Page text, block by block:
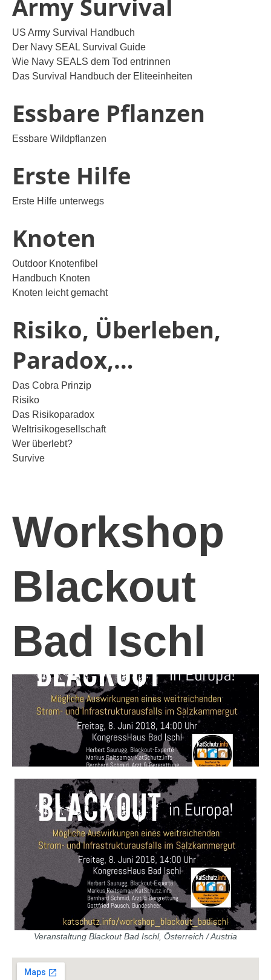
Army Survival
US Army Survival Handbuch
Der Navy SEAL Survival Guide
Wie Navy SEALS dem Tod entrinnen
Das Survival Handbuch der Eliteeinheiten
Essbare Pflanzen
Essbare Wildpflanzen
Erste Hilfe
Erste Hilfe unterwegs
Knoten
Outdoor Knotenfibel
Handbuch Knoten
Knoten leicht gemacht
Risiko, Überleben,
Paradox,…
Das Cobra Prinzip
Risiko
Das Risikoparadox
Weltrisikogesellschaft
Wer überlebt?
Survive
Workshop
Blackout
Bad Ischl
Veranstaltung Blackout Bad Ischl, Österreich / Austria